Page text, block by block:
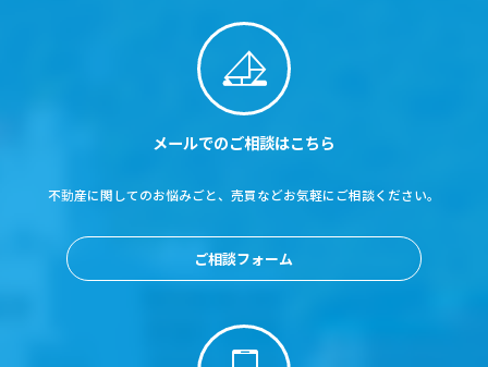
メールでのご相談はこちら
不動産に関してのお悩みごと、売買などお気軽にご相談ください。
ご相談フォーム